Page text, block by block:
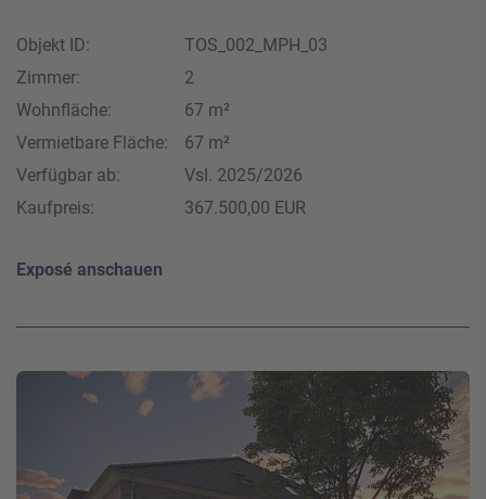
Objekt ID:
TOS_002_MPH_03
Zimmer:
2
Wohnfläche:
67 m²
Vermietbare Fläche:
67 m²
Verfügbar ab:
Vsl. 2025/2026
Kaufpreis:
367.500,00 EUR
Exposé anschauen